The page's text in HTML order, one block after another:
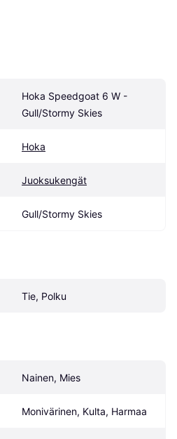
Hoka Speedgoat 6 W -
Gull/Stormy Skies
Hoka
Juoksukengät
Gull/Stormy Skies
Tie, Polku
Nainen, Mies
Monivärinen, Kulta, Harmaa